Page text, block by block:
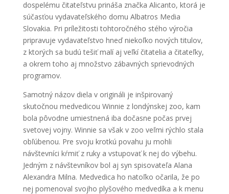
dospelému čitateľstvu prináša značka Alicanto, ktorá je
súčasťou vydavateľského domu Albatros Media
Slovakia. Pri príležitosti tohtoročného stého výročia
pripravuje vydavateľstvo hneď niekoľko nových titulov,
z ktorých sa budú tešiť malí aj veľkí čitatelia a čitateľky,
a okrem toho aj množstvo zábavných sprievodných
programov.
Samotný názov diela v origináli je inšpirovaný
skutočnou medvedicou Winnie z londýnskej zoo, kam
bola pôvodne umiestnená iba dočasne počas prvej
svetovej vojny. Winnie sa však v zoo veľmi rýchlo stala
obľúbenou. Pre svoju krotkú povahu ju mohli
návštevníci kŕmiť z ruky a vstupovať k nej do výbehu.
Jedným z návštevníkov bol aj syn spisovateľa Alana
Alexandra Milna. Medvedica ho natoľko očarila, že po
nej pomenoval svojho plyšového medvedíka a k menu